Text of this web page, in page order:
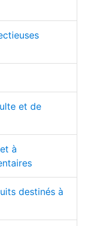
et de
à
destinés à